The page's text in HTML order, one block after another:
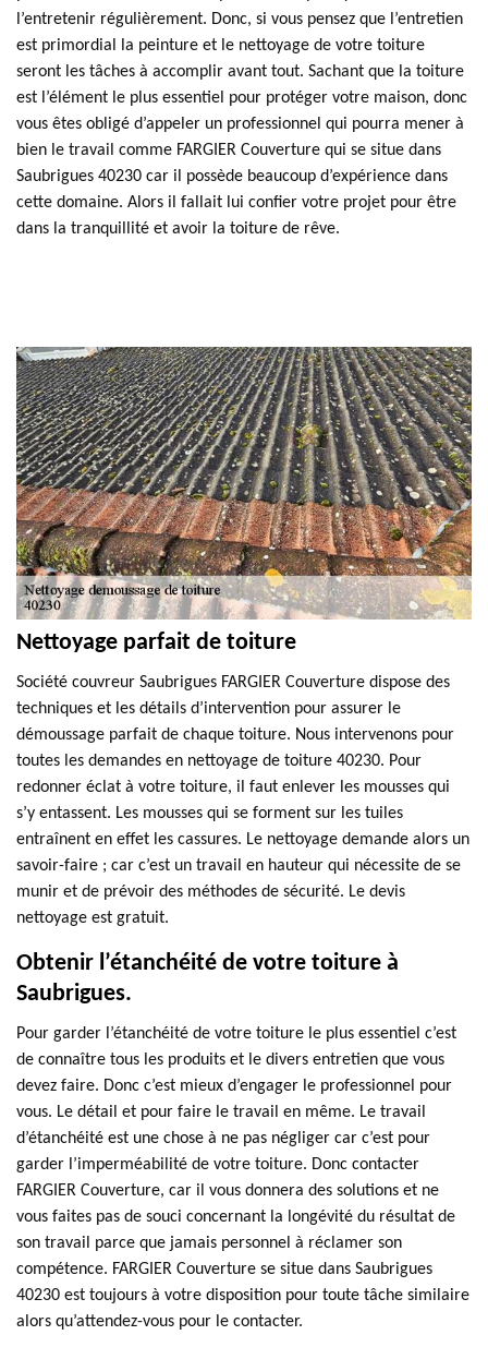
l’entretenir régulièrement. Donc, si vous pensez que l’entretien
est primordial la peinture et le nettoyage de votre toiture
seront les tâches à accomplir avant tout. Sachant que la toiture
est l’élément le plus essentiel pour protéger votre maison, donc
vous êtes obligé d’appeler un professionnel qui pourra mener à
bien le travail comme FARGIER Couverture qui se situe dans
Saubrigues 40230 car il possède beaucoup d’expérience dans
cette domaine. Alors il fallait lui confier votre projet pour être
dans la tranquillité et avoir la toiture de rêve.
Nettoyage parfait de toiture
Société couvreur Saubrigues FARGIER Couverture dispose des
techniques et les détails d’intervention pour assurer le
démoussage parfait de chaque toiture. Nous intervenons pour
toutes les demandes en nettoyage de toiture 40230. Pour
redonner éclat à votre toiture, il faut enlever les mousses qui
s’y entassent. Les mousses qui se forment sur les tuiles
entraînent en effet les cassures. Le nettoyage demande alors un
savoir-faire ; car c’est un travail en hauteur qui nécessite de se
munir et de prévoir des méthodes de sécurité. Le devis
nettoyage est gratuit.
Obtenir l’étanchéité de votre toiture à
Saubrigues.
Pour garder l’étanchéité de votre toiture le plus essentiel c’est
de connaître tous les produits et le divers entretien que vous
devez faire. Donc c’est mieux d’engager le professionnel pour
vous. Le détail et pour faire le travail en même. Le travail
d’étanchéité est une chose à ne pas négliger car c’est pour
garder l’imperméabilité de votre toiture. Donc contacter
FARGIER Couverture, car il vous donnera des solutions et ne
vous faites pas de souci concernant la longévité du résultat de
son travail parce que jamais personnel à réclamer son
compétence. FARGIER Couverture se situe dans Saubrigues
40230 est toujours à votre disposition pour toute tâche similaire
alors qu’attendez-vous pour le contacter.